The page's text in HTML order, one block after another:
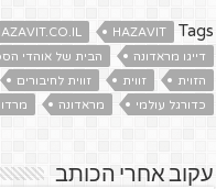
Tags
HAZAVIT
דייגו מראדונה
הבית של אוהדי
הזוית
זווית זווית לחיבורים
כדורגל עולמי
מראדונה
עקוב אחרי הכותב